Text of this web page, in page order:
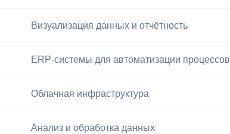
Визуализация данных и отчётность
ERP-системы для автоматизации процессов
Облачная инфраструктура
Анализ и обработка данных